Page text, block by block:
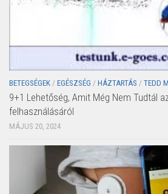
BETEGSÉGEK / EGÉSZSÉG / HÁZTARTÁS / TEDD
9+1 Lehetőség, Amit Még Nem Tudtál
felhasználásáról
MÁJUS 20, 2024